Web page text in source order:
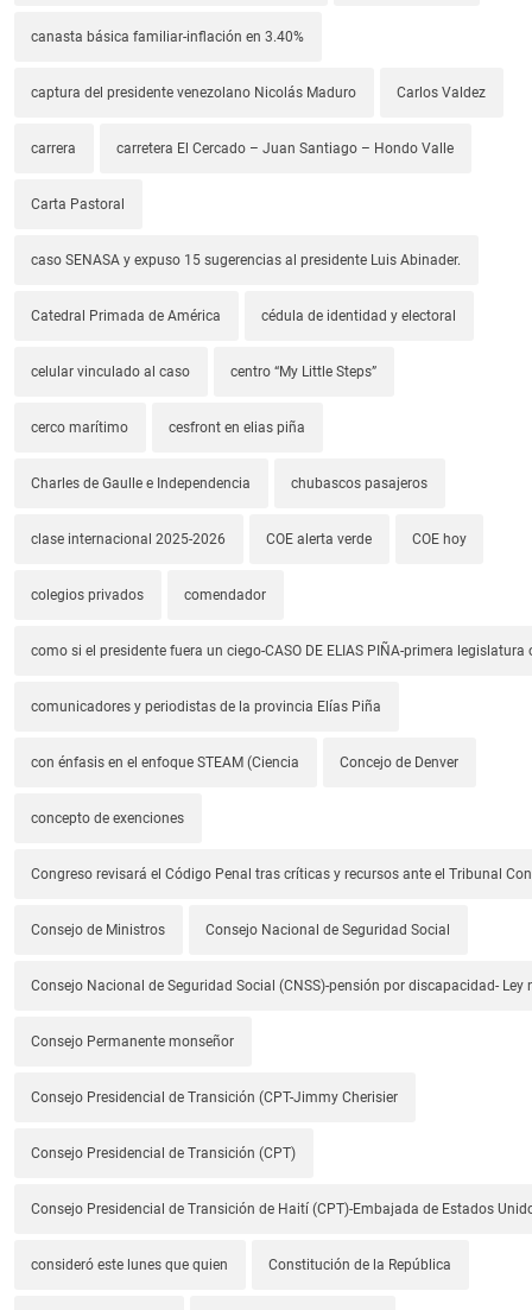
canasta básica familiar-inflación en 3.40%
captura del presidente venezolano Nicolás Maduro Carlos Valdez
carrera carretera El Cercado – Juan Santiago – Hondo Valle
Carta Pastoral
caso SENASA y expuso 15 sugerencias al presidente Luis Abinader.
Catedral Primada de América cédula de identidad y electoral
celular vinculado al caso centro “My Little Steps”
cerco marítimo cesfront en elias piña
Charles de Gaulle e Independencia chubascos pasajeros
clase internacional 2025-2026 COE alerta verde COE hoy
colegios privados comendador
como si el presidente fuera un ciego-CASO DE ELIAS PIÑA-primera legislatura
comunicadores y periodistas de la provincia Elías Piña
con énfasis en el enfoque STEAM (Ciencia Concejo de Denver
concepto de exenciones
Congreso revisará el Código Penal tras críticas y recursos ante el Tribunal
Consejo de Ministros Consejo Nacional de Seguridad Social
Consejo Nacional de Seguridad Social (CNSS)-pensión por discapacidad- Ley
Consejo Permanente monseñor
Consejo Presidencial de Transición (CPT-Jimmy Cherisier
Consejo Presidencial de Transición (CPT)
Consejo Presidencial de Transición de Haití (CPT)-Embajada de Estados
consideró este lunes que quien Constitución de la República